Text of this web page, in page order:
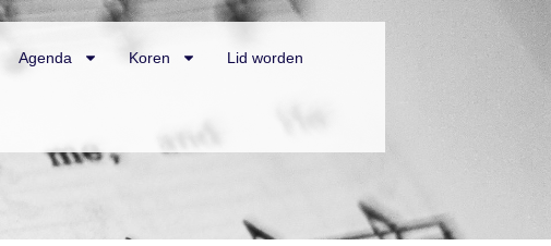
Agenda Koren Lid worden